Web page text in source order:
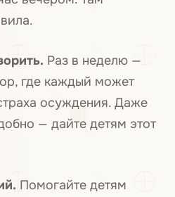
Раз в неделю —
где каждый может
осуждения. Даже
— дайте детям этот
Помогайте детям